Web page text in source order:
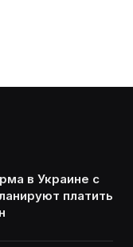
в Украине с
платить